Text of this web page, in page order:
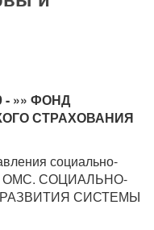
- »» ФОНД
СТРАХОВАНИЯ
социально-
ОМС. СОЦИАЛЬНО-
СИСТЕМЫ